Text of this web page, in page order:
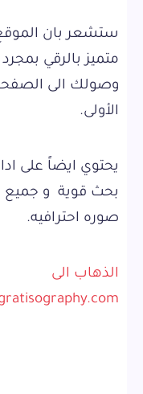
ستشعر بان
متميز بالرقي بمجرد
وصولك الى
الأولى.
يحتوي ايضاً على
بحث قوية و جميع
صوره احترافيه.
الذهاب الى